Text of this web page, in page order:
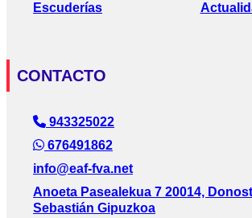
Escuderías
CONTACTO
943325022
676491862
info@eaf-fva.net
Anoeta Pasealekua 7 20014,
Sebastián Gipuzkoa